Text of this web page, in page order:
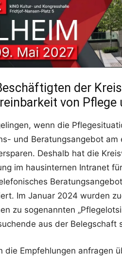
der
von
wenn die
und Beratungsangebot
Deshalb hat die
im hausinternen Intranet
Im Januar 2024 wurden
zu sogenannten
aus der Belegschaft
die Empfehlungen anfragen